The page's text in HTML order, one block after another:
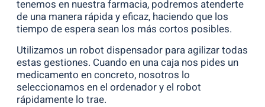
tenemos en nuestra farmacia, podremos atenderte
de una manera rápida y eficaz, haciendo que los
tiempo de espera sean los más cortos posibles.
Utilizamos un robot dispensador para agilizar todas
estas gestiones. Cuando en una caja nos pides un
medicamento en concreto, nosotros lo
seleccionamos en el ordenador y el robot
rápidamente lo trae.